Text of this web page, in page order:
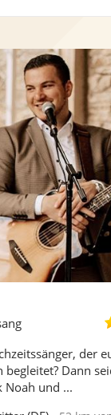
der
Dann
Noah und ...